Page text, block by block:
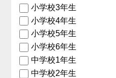
小学校3年生
小学校4年生
小学校5年生
小学校6年生
中学校1年生
中学校2年生